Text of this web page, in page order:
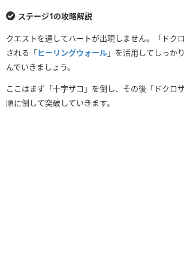
ステージ1の攻略解説
クエストを通してハートが出現しません。「ドク
される「ヒーリングウォール」を活用してしっか
んでいきましょう。
ここはまず「十字ザコ」を倒し、その後「ドクロ
順に倒して突破していきます。